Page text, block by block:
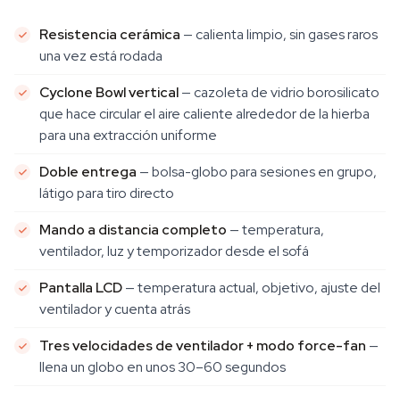
Resistencia cerámica — calienta limpio, sin gases raros
una vez está rodada
Cyclone Bowl vertical— cazoleta de vidrio borosilicato
que hace circular el aire caliente alrededor de la hierba
para una extracción uniforme
Doble entrega — bolsa-globo para sesiones en grupo,
látigo para tiro directo
Mando a distancia completo — temperatura,
ventilador, luz y temporizador desde el sofá
Pantalla LCD— temperatura actual, objetivo, ajuste del
ventilador y cuenta atrás
Tres velocidades de ventilador + modo force-fan —
llena un globo en unos 30–60 segundos